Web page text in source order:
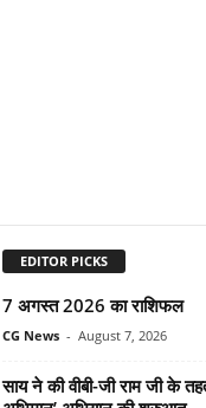
EDITOR PICKS
7 अगस्त 2026 का राशिफल
CG News - August 7, 2026
साय ने की वीबी-जी राम जी के